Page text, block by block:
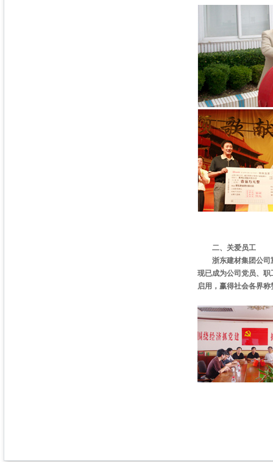
二、关爱员工
浙东建材集团公司重
现已成为公司党员、
启用，赢得社会各界